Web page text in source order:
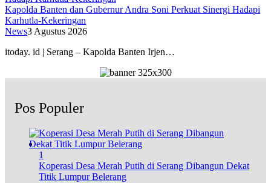
Kapolda Banten dan Gubernur Andra Soni Perkuat Sinergi Hadapi
Karhutla-Kekeringan
News3 Agustus 2026
itoday. id | Serang – Kapolda Banten Irjen…
Pos Populer
1
Koperasi Desa Merah Putih di Serang Dibangun Dekat
Titik Lumpur Belerang